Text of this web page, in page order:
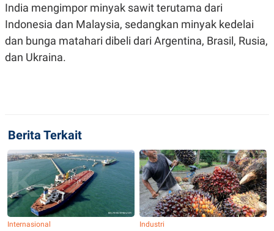
K
N
T
A
N
P
R
E
S
R
I
L
G
G
A
N
K
N
E
R
J
A
India mengimpor minyak sawit terutama dari
Indonesia dan Malaysia, sedangkan minyak kedelai
dan bunga matahari dibeli dari Argentina, Brasil, Rusia,
dan Ukraina.
Berita Terkait
Internasional Industri